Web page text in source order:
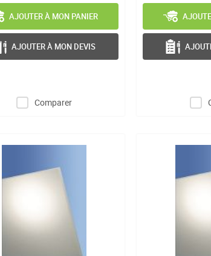
Comparer
AJOUTER À MON PANIER
AJOUTER À MON DEVIS